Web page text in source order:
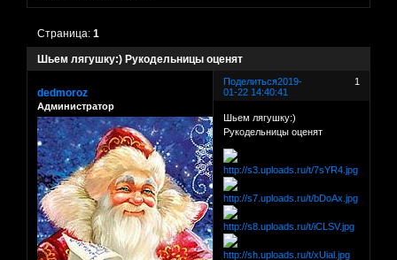
Шьем лягушку:) Рукодельницы оценят
Страница:1
Поделиться 1
2019-
01-22 14:40:41
dedmoroz
Администратор
Шьем лягушку:)
Рукодельницы оценят